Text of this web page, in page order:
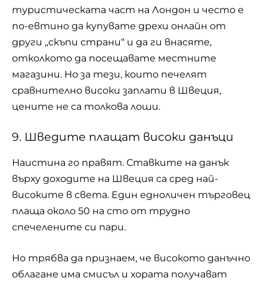
туристическата част на Лондон и често е
по-евтино да купувате дрехи онлайн от
други „скъпи страни“ и да ги внасяте,
отколкото да посещавате местните
магазини. Но за тези, които печелят
сравнително високи заплати в Швеция,
цените не са толкова лоши.
9. Шведите плащат високи данъци
Наистина го правят. Ставките на данък
върху доходите на Швеция са сред най-
високите в света. Един едноличен търговец
плаща около 50 на сто от трудно
спечелените си пари.
Но трябва да признаем, че високото данъчно
облагане има смисъл и хората получават